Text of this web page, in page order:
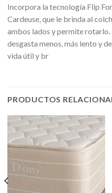
Incorpora la tecnología Flip
Cardeuse, que le brinda al
ambos lados y permite rotarlo.
desgasta menos, más lento y
vida útil y br
PRODUCTOS